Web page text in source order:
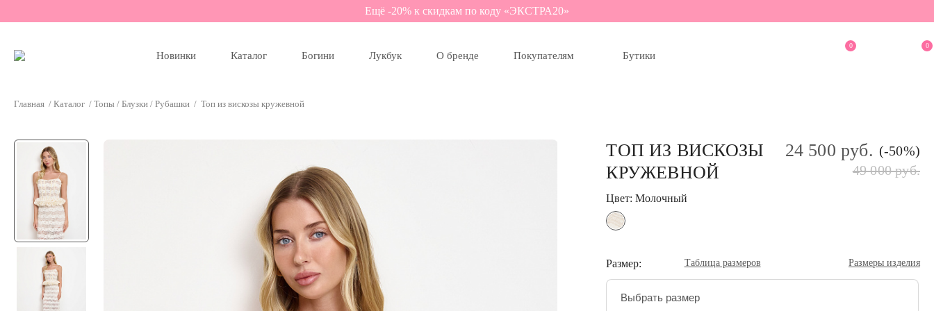
Новинки Каталог Богини Лукбук О бренде Покупателям Бутики
0 0
Главная / Каталог / Топы / Блузки / Рубашки / Топ из вискозы кружевной
Ещё -20% к скидкам по коду «ЭКСТРА20»
ТОП ИЗ ВИСКОЗЫ
КРУЖЕВНОЙ
24 500 руб. (-50%)
49 000 руб.
Цвет: Молочный
Размер: Таблица размеров Размеры изделия
Выбрать размер